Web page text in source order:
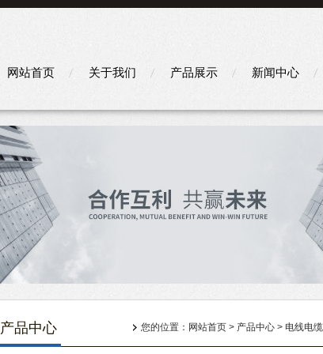
网站首页 关于我们 产品展示 新闻中心
产品中心 您的位置： 网站首页 > 产品中心 > 电线电缆